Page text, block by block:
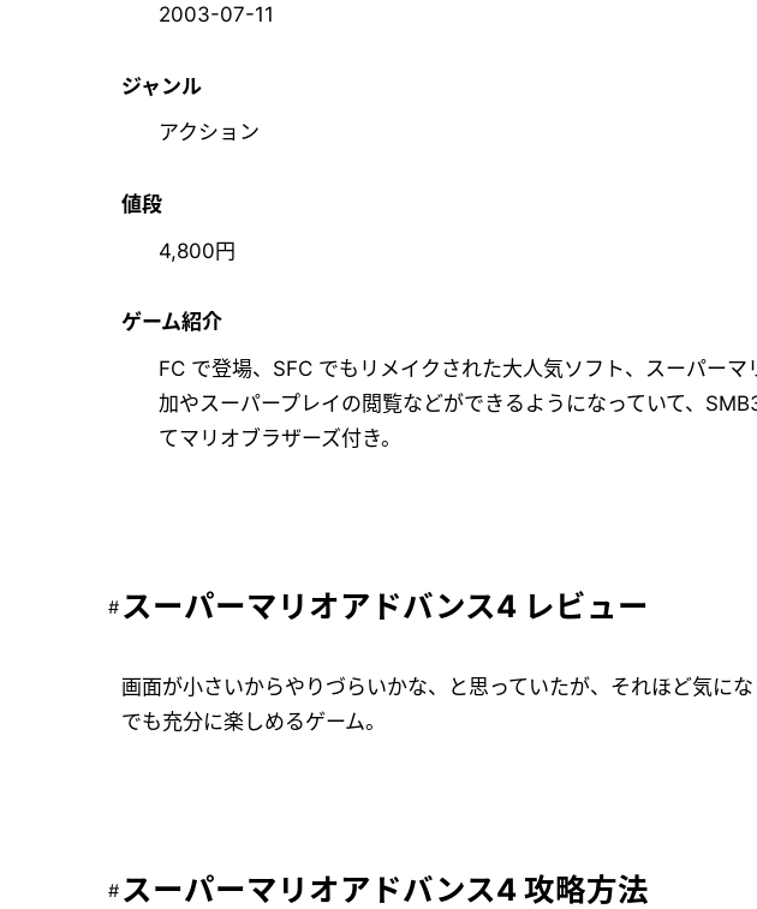
2003-07-11
ジャンル
アクション
値段
4,800円
ゲーム紹介
FC で登場、SFC でもリメイクされた大人気ソフト、スーパー
加やスーパープレイの閲覧などができるようになっていて、
てマリオブラザーズ付き。
スーパーマリオアドバンス4 レビュー
画面が小さいからやりづらいかな、と思っていたが、それほど気に
でも充分に楽しめるゲーム。
スーパーマリオアドバンス4 攻略方法